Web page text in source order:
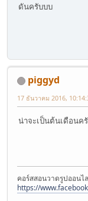
ดันครับบบ
piggyd
17 ธันวาคม 2016,
น่าจะเป็นต้นเดือนค
คอร์สสอนวาดรูปออนไ
https://